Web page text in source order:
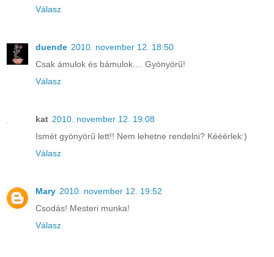
Válasz
duende 2010. november 12. 18:50
Csak ámulok és bámulok.... Gyönyörű!
Válasz
kat 2010. november 12. 19:08
Ismét gyönyörű lett!! Nem lehetne rendelni? Kééérlek:)
Válasz
Mary 2010. november 12. 19:52
Csodás! Mesteri munka!
Válasz